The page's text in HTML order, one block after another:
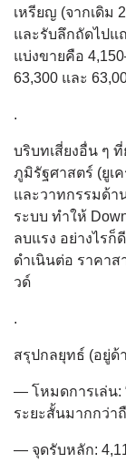
เหรียญ (จากเดิม
และรับลึกถัดไปแ
แบ่งขายคือ
63,300 และ
.
บริบทเสี่ยงอื่น ๆ
ภูมิรัฐศาสตร์ (ยูเ
และวาทกรรมด้า
ระบบ ทำให้
ลบแรง อย่างไรก็
ดำเนินต่อ ราคา
วด์
.
สรุปกลยุทธ์ (อยู่ด้
— โหมดการเล่น:
ระยะสั้นมากกว่า
— จุดรับหลัก: